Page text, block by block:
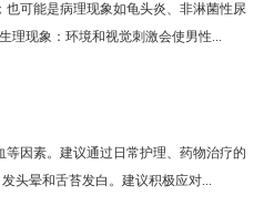
可能是病理现象如龟头炎、非淋菌性尿
理现象：环境和视觉刺激会使男性...
因素。建议通过日常护理、药物治疗的
头晕和舌苔发白。建议积极应对...